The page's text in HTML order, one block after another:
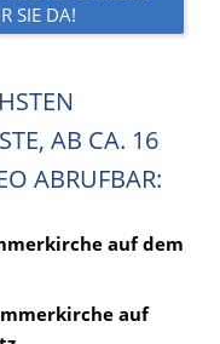
SIE DA!
AB CA. 16
ABRUFBAR:
auf dem
auf